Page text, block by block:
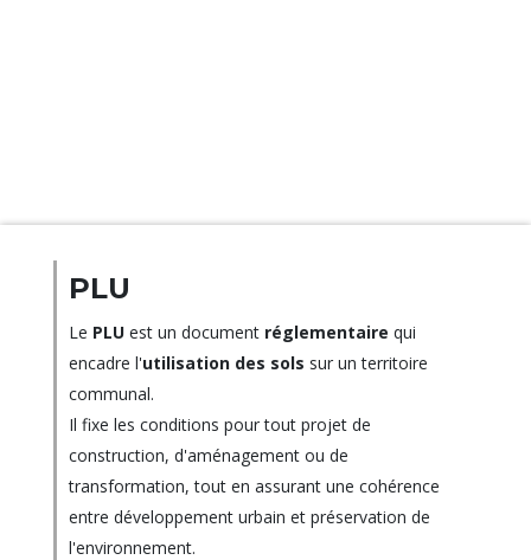
PLU
Le PLU est un document réglementaire qui
encadre l'utilisation des sols sur un territoire
communal.
Il fixe les conditions pour tout projet de
construction, d'aménagement ou de
transformation, tout en assurant une cohérence
entre développement urbain et préservation de
l'environnement.